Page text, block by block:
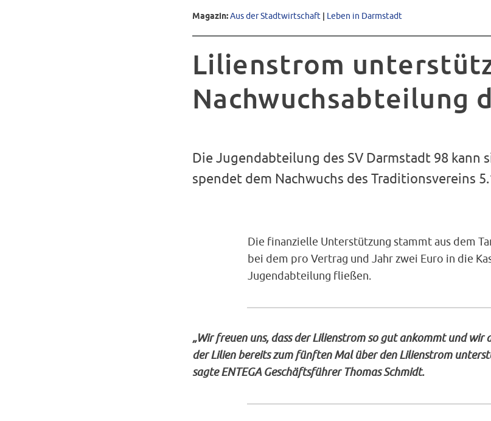
Magazin:Aus der Stadtwirtschaft | Leben in Darmstadt
Lilienstrom
Nachwuchsabteilung
Die Jugendabteilung des SV Darmstadt 98 kann
spendet dem Nachwuchs des Traditionsvereins
Die finanzielle Unterstützung stammt aus dem
bei dem pro Vertrag und Jahr zwei Euro in die
Jugendabteilung fließen.
„Wir freuen uns, dass der Lilienstrom so gut ankommt und wir
der Lilien bereits zum fünften Mal über den Lilienstrom
sagte ENTEGA Geschäftsführer Thomas Schmidt.